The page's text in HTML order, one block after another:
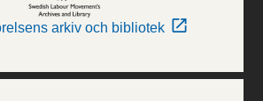
arkiv och bibliotek